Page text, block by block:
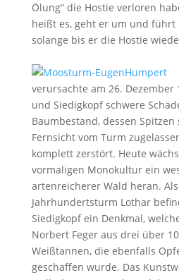
Ölung“ die Hostie verloren
heißt es, geht er um und führt
solange bis er die Hostie
verursachte am 26. Dezember
und Siedigkopf schwere
Baumbestand, dessen
Fernsicht vom Turm
komplett zerstört. Heute
vormaligen Monokultur ein
artenreicherer Wald heran.
Jahrhundertsturm Lothar
Siedigkopf ein Denkmal,
Norbert Feger aus drei über
Weißtannen, die ebenfalls
geschaffen wurde. Das